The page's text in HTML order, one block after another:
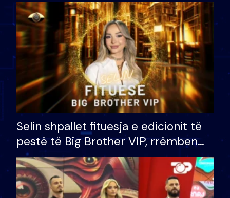
Selin shpallet fituesja e edicionit të
pestë të Big Brother VIP, rrëmben
çmimin e madh prej 100 mijë eurosh